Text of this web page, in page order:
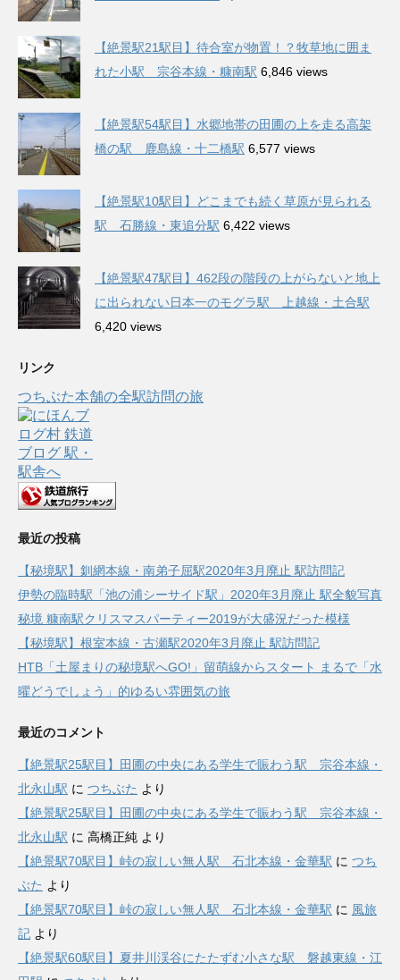
【絶景駅21駅目】待合室が物置！？牧草地に囲ま
れた小駅 宗谷本線・糠南駅 6,846 views
【絶景駅54駅目】水郷地帯の田圃の上を走る高架
橋の駅 鹿島線・十二橋駅 6,577 views
【絶景駅10駅目】どこまでも続く草原が見られる
駅 石勝線・東追分駅 6,422 views
【絶景駅47駅目】462段の階段の上がらないと地上
に出られない日本一のモグラ駅 上越線・土合駅
6,420 views
リンク
つちぶた本舗の全駅訪問の旅
最近の投稿
【秘境駅】釧網本線・南弟子屈駅2020年3月廃止 駅訪問記
伊勢の臨時駅「池の浦シーサイド駅」2020年3月廃止 駅全貌写真
秘境 糠南駅クリスマスパーティー2019が大盛況だった模様
【秘境駅】根室本線・古瀬駅2020年3月廃止 駅訪問記
HTB「土屋まりの秘境駅へGO!」留萌線からスタート まるで「水
曜どうでしょう」的ゆるい雰囲気の旅
最近のコメント
【絶景駅25駅目】田圃の中央にある学生で賑わう駅 宗谷本線・
北永山駅 に つちぶた より
【絶景駅25駅目】田圃の中央にある学生で賑わう駅 宗谷本線・
北永山駅 に 高橋正純 より
【絶景駅70駅目】峠の寂しい無人駅 石北本線・金華駅 に つち
ぶた より
【絶景駅70駅目】峠の寂しい無人駅 石北本線・金華駅 に 風旅
記 より
【絶景駅60駅目】夏井川渓谷にたたずむ小さな駅 磐越東線・江